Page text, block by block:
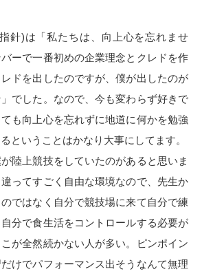
針)は「私たちは、向上心を忘れませ
ーで一番初めの企業理念とクレドを作
ドを出したのですが、僕が出したのが
」でした。なので、今も変わらず好きで
も向上心を忘れずに地道に何かを勉強
ということはかなり大事にしてます。
陸上競技をしていたのがあると思いま
ってすごく自由な環境なので、先生か
ではなく自分で競技場に来て自分で練
分で食生活をコントロールする必要が
が全然続かない人が多い。ピンポイン
けでパフォーマンス出そうなんて無理